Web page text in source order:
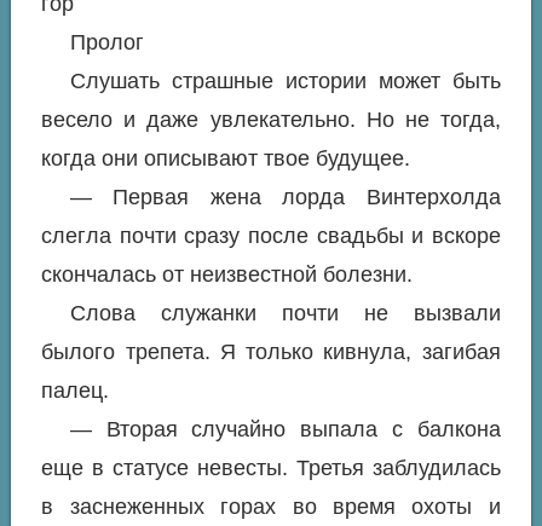
Пролог
Слушать страшные истории может быть
весело и даже увлекательно. Но не тогда,
когда они описывают твое будущее.
— Первая жена лорда Винтерхолда
слегла почти сразу после свадьбы и вскоре
скончалась от неизвестной болезни.
Слова служанки почти не вызвали
былого трепета. Я только кивнула, загибая
палец.
— Вторая случайно выпала с балкона
еще в статусе невесты. Третья заблудилась
в заснеженных горах во время охоты и